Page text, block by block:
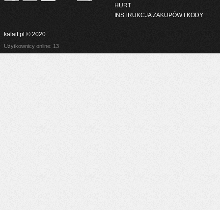
HURT
INSTRUKCJA ZAKUPÓW I KODY
kalait.pl © 2020
Użytkownicy online: 13